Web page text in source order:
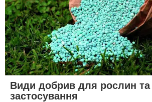
Види добрив для рослин та
застосування